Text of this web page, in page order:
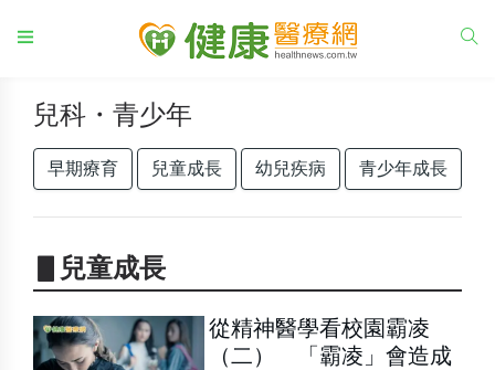
兒科・青少年
早期療育 兒童成長 幼兒疾病 青少年成長
▋兒童成長
從精神醫學看校園霸凌
（二） 「霸凌」會造成